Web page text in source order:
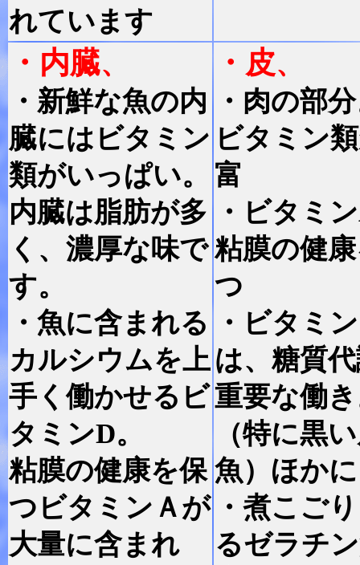
れています
・内臓、
・新鮮な魚の内
臓にはビタミン
類がいっぱい。
内臓は脂肪が多
く、濃厚な味で
す。
・魚に含まれる
カルシウムを上
手く働かせるビ
タミンD。
粘膜の健康を保
つビタミンＡが
大量に含まれ
・皮、
・肉の部
ビタミン
富
・ビタミ
粘膜の健
つ
・ビタミ
は、糖質
重要な働
（特に黒
魚）ほかに
・煮こご
るゼラチ